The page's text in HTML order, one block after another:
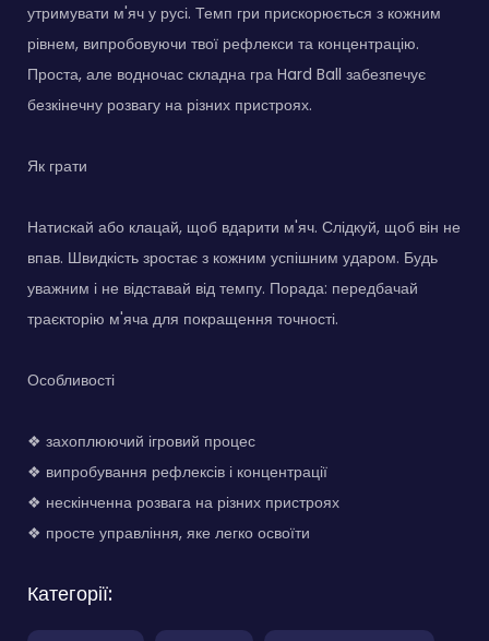
утримувати м'яч у русі. Темп гри прискорюється з кожним
рівнем, випробовуючи твої рефлекси та концентрацію.
Проста, але водночас складна гра Hard Ball забезпечує
безкінечну розвагу на різних пристроях.
Як грати
Натискай або клацай, щоб вдарити м'яч. Слідкуй, щоб він не
впав. Швидкість зростає з кожним успішним ударом. Будь
уважним і не відставай від темпу. Порада: передбачай
траєкторію м'яча для покращення точності.
Особливості
❖ захоплюючий ігровий процес
❖ випробування рефлексів і концентрації
❖ нескінченна розвага на різних пристроях
❖ просте управління, яке легко освоїти
Категорії: